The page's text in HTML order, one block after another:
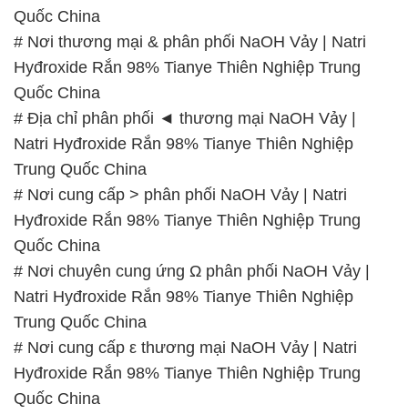
Quốc China
# Nơi thương mại & phân phối NaOH Vảy | Natri
Hyđroxide Rắn 98% Tianye Thiên Nghiệp Trung
Quốc China
# Địa chỉ phân phối ◄ thương mại NaOH Vảy |
Natri Hyđroxide Rắn 98% Tianye Thiên Nghiệp
Trung Quốc China
# Nơi cung cấp > phân phối NaOH Vảy | Natri
Hyđroxide Rắn 98% Tianye Thiên Nghiệp Trung
Quốc China
# Nơi chuyên cung ứng Ω phân phối NaOH Vảy |
Natri Hyđroxide Rắn 98% Tianye Thiên Nghiệp
Trung Quốc China
# Nơi cung cấp ε thương mại NaOH Vảy | Natri
Hyđroxide Rắn 98% Tianye Thiên Nghiệp Trung
Quốc China